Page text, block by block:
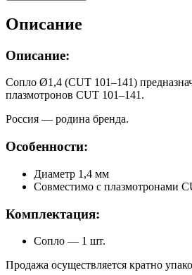
Описание
Описание:
Сопло Ø1,4 (CUT 101–141)
плазмотронов CUT 101–141.
Россия — родина бренда.
Особенности:
Диаметр 1,4 мм
Совместимо с плазмотронами
Комплектация:
Сопло — 1 шт.
Продажа осуществляется кратно